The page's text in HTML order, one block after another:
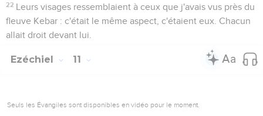
22 Leurs visages ressemblaient à ceux que j'avais vus près du
fleuve Kebar : c'était le même aspect, c'étaient eux. Chacun
allait droit devant lui.
Ezéchiel 11
Seuls les Évangiles sont disponibles en vidéo pour le moment.